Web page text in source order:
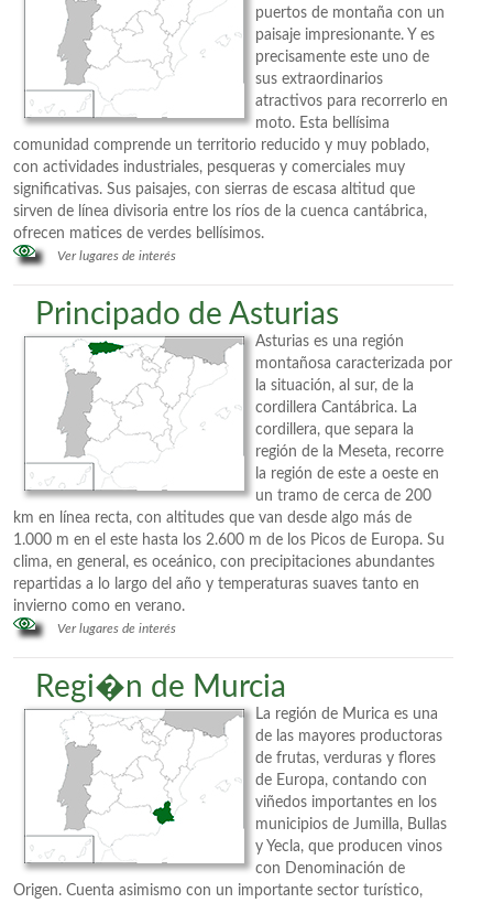
puertos de montaña con un
paisaje impresionante. Y es
precisamente este uno de
sus extraordinarios
atractivos para recorrerlo en
moto. Esta bellísima
comunidad comprende un territorio reducido y muy poblado,
con actividades industriales, pesqueras y comerciales muy
significativas. Sus paisajes, con sierras de escasa altitud que
sirven de línea divisoria entre los ríos de la cuenca cantábrica,
ofrecen matices de verdes bellísimos.
Ver lugares de interés
Principado de Asturias
Asturias es una región
montañosa caracterizada por
la situación, al sur, de la
cordillera Cantábrica. La
cordillera, que separa la
región de la Meseta, recorre
la región de este a oeste en
un tramo de cerca de 200
km en línea recta, con altitudes que van desde algo más de
1.000 m en el este hasta los 2.600 m de los Picos de Europa. Su
clima, en general, es oceánico, con precipitaciones abundantes
repartidas a lo largo del año y temperaturas suaves tanto en
invierno como en verano.
Ver lugares de interés
Regi�n de Murcia
La región de Murica es una
de las mayores productoras
de frutas, verduras y flores
de Europa, contando con
viñedos importantes en los
municipios de Jumilla, Bullas
y Yecla, que producen vinos
con Denominación de
Origen. Cuenta asimismo con un importante sector turístico,